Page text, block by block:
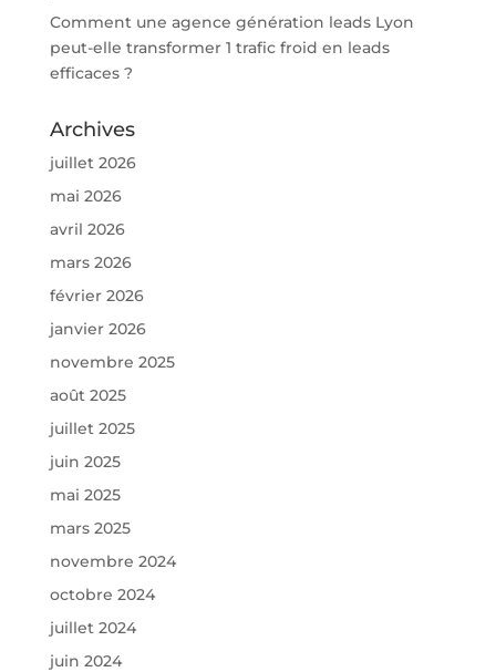
Comment une agence génération leads Lyon
peut-elle transformer 1 trafic froid en leads
efficaces ?
Archives
juillet 2026
mai 2026
avril 2026
mars 2026
février 2026
janvier 2026
novembre 2025
août 2025
juillet 2025
juin 2025
mai 2025
mars 2025
novembre 2024
octobre 2024
juillet 2024
juin 2024